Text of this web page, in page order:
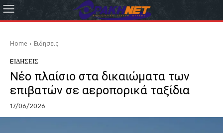
Home Eιδησεις
EΙΔΗΣΕΙΣ
Νέο πλαίσιο στα δικαιώματα των
επιβατών σε αεροπορικά ταξίδια
17/06/2026